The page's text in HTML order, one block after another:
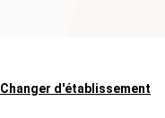
Changer d'établissement